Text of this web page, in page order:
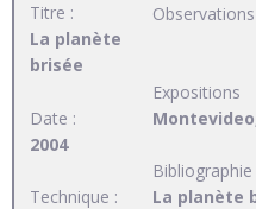
Titre :
La planète
brisée
Date :
2004
Technique :
Observations
Expositions
Bibliographie
La planète